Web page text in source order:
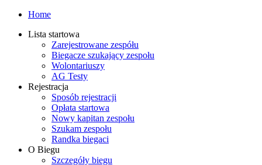
Home
Lista startowa
Zarejestrowane zespółu
Biegacze szukający zespołu
Wolontariuszy
AG Testy
Rejestracja
Sposób rejestracji
Opłata startowa
Nowy kapitan zespołu
Szukam zespołu
Randka biegaci
O Biegu
Szczegóły biegu